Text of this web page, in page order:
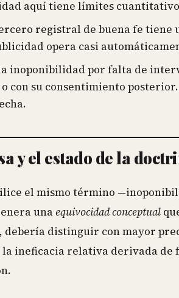
aquí tiene límites
registral de buena fe tiene
opera casi
inoponibilidad por falta de
con su consentimiento
y el estado de la
el mismo término
unaequivocidad conceptual
debería distinguir con mayor
ineficacia relativa derivada